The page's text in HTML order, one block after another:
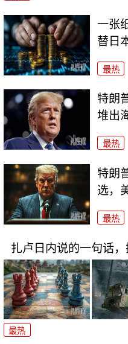
一张
替日
最热
特朗
堆出
最热
特朗
选，
最热
扎卢日内说的一句话
最热